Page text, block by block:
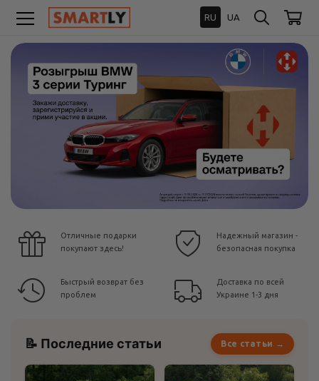
RU UA
Отличные подарки
покупают здесь!
Надежный магазин -
безопасная покупка
Быстрый возврат без
проблем
Доставка по всей
Украине 1-3 дня
📝 Последние статьи Все статьи →